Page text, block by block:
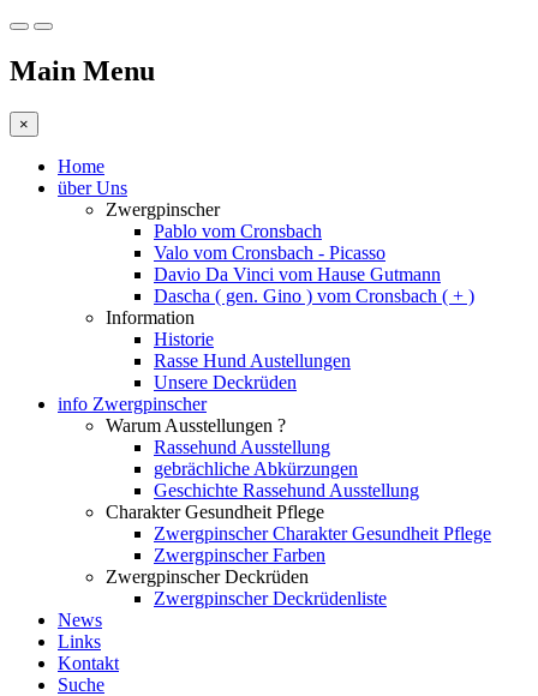
Main Menu
×
Home
über Uns
Zwergpinscher
Pablo vom Cronsbach
Valo vom Cronsbach - Picasso
Davio Da Vinci vom Hause Gutmann
Dascha ( gen. Gino ) vom Cronsbach ( + )
Information
Historie
Rasse Hund Austellungen
Unsere Deckrüden
info Zwergpinscher
Warum Ausstellungen ?
Rassehund Ausstellung
gebrächliche Abkürzungen
Geschichte Rassehund Ausstellung
Charakter Gesundheit Pflege
Zwergpinscher Charakter Gesundheit Pflege
Zwergpinscher Farben
Zwergpinscher Deckrüden
Zwergpinscher Deckrüdenliste
News
Links
Kontakt
Suche